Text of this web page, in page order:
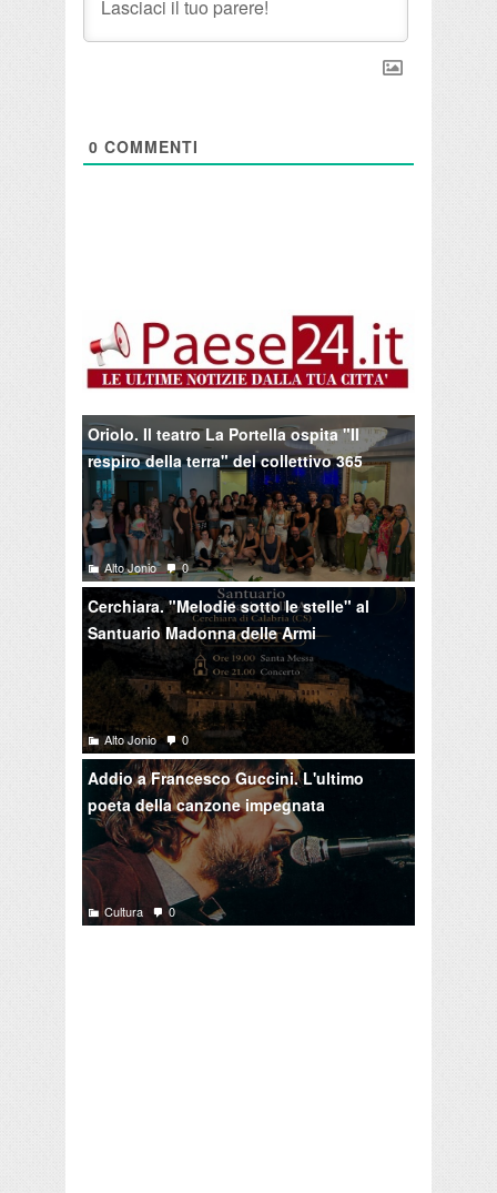
0 COMMENTI
Oriolo. Il teatro La Portella ospita "Il
respiro della terra" del collettivo 365
Alto Jonio 0
Cerchiara. "Melodie sotto le stelle" al
Santuario Madonna delle Armi
Alto Jonio 0
Addio a Francesco Guccini. L'ultimo
poeta della canzone impegnata
Cultura 0